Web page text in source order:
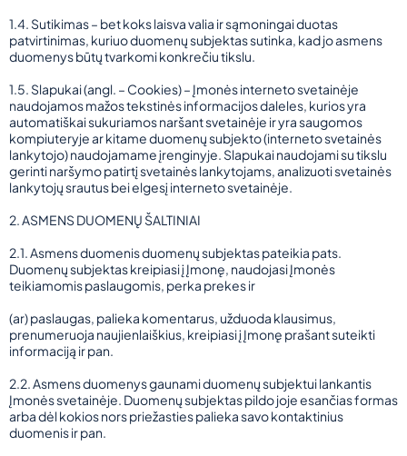
1.4. Sutikimas – bet koks laisva valia ir sąmoningai duotas
patvirtinimas, kuriuo duomenų subjektas sutinka, kad jo asmens
duomenys būtų tvarkomi konkrečiu tikslu.
1.5. Slapukai (angl. – Cookies) – Įmonės interneto svetainėje
naudojamos mažos tekstinės informacijos daleles, kurios yra
automatiškai sukuriamos naršant svetainėje ir yra saugomos
kompiuteryje ar kitame duomenų subjekto (interneto svetainės
lankytojo) naudojamame įrenginyje. Slapukai naudojami su tikslu
gerinti naršymo patirtį svetainės lankytojams, analizuoti svetainės
lankytojų srautus bei elgesį interneto svetainėje.
2. ASMENS DUOMENŲ ŠALTINIAI
2.1. Asmens duomenis duomenų subjektas pateikia pats.
Duomenų subjektas kreipiasi į Įmonę, naudojasi Įmonės
teikiamomis paslaugomis, perka prekes ir
(ar) paslaugas, palieka komentarus, užduoda klausimus,
prenumeruoja naujienlaiškius, kreipiasi į Įmonę prašant suteikti
informaciją ir pan.
2.2. Asmens duomenys gaunami duomenų subjektui lankantis
Įmonės svetainėje. Duomenų subjektas pildo joje esančias formas
arba dėl kokios nors priežasties palieka savo kontaktinius
duomenis ir pan.